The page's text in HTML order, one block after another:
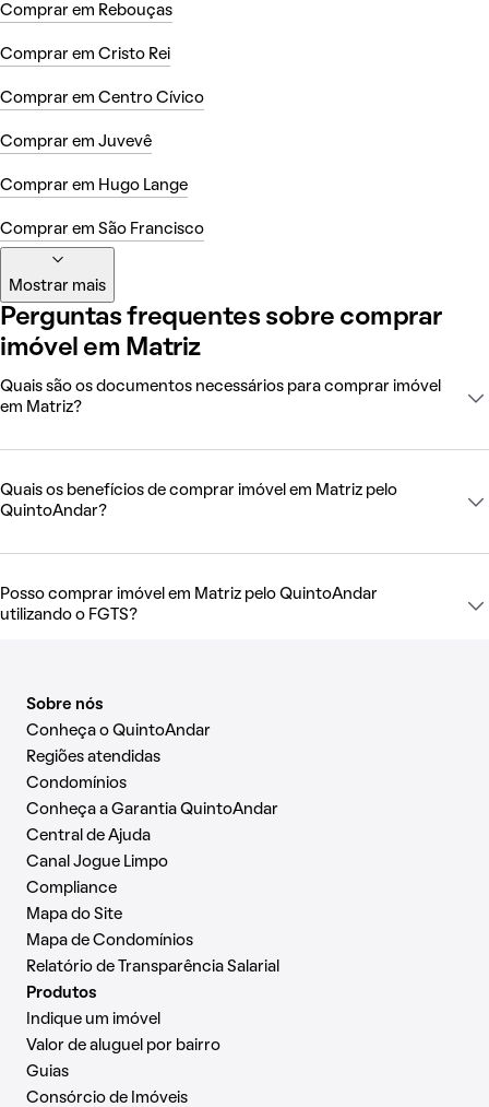
Comprar em Rebouças
Comprar em Cristo Rei
Comprar em Centro Cívico
Comprar em Juvevê
Comprar em Hugo Lange
Comprar em São Francisco
Mostrar mais
Perguntas frequentes sobre comprar
imóvel em Matriz
Quais são os documentos necessários para comprar imóvel
em Matriz?
Quais os benefícios de comprar imóvel em Matriz pelo
QuintoAndar?
Posso comprar imóvel em Matriz pelo QuintoAndar
utilizando o FGTS?
Sobre nós
Conheça o QuintoAndar
Regiões atendidas
Condomínios
Conheça a Garantia QuintoAndar
Central de Ajuda
Canal Jogue Limpo
Compliance
Mapa do Site
Mapa de Condomínios
Relatório de Transparência Salarial
Produtos
Indique um imóvel
Valor de aluguel por bairro
Guias
Consórcio de Imóveis